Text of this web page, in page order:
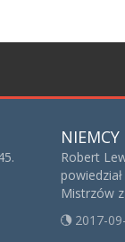
NIEMCY
Robert
Mistrzów
2017-